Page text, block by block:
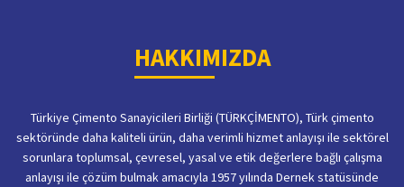
HAKKIMIZDA
Türkiye Çimento Sanayicileri Birliği (TÜRKÇİMENTO), Türk çimento
sektöründe daha kaliteli ürün, daha verimli hizmet anlayışı ile sektörel
sorunlara toplumsal, çevresel, yasal ve etik değerlere bağlı çalışma
anlayışı ile çözüm bulmak amacıyla 1957 yılında Dernek statüsünde